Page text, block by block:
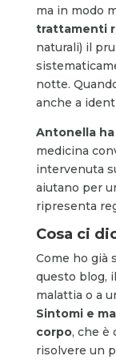
ma in modo
trattamenti
naturali) il
notte.
anche a
Antonella
medicina
intervenuta
aiutano per
ripresenta
Cosa ci
Come ho già
questo blog,
malattia o a
Sintomi e
corpo, che è
risolvere un